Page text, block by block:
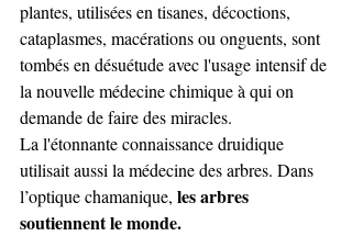
plantes, utilisées en tisanes, décoctions,
cataplasmes, macérations ou onguents, sont
tombés en désuétude avec l'usage intensif de
la nouvelle médecine chimique à qui on
demande de faire des miracles.
La l'étonnante connaissance druidique
utilisait aussi la médecine des arbres. Dans
l’optique chamanique, les arbres
soutiennent le monde.